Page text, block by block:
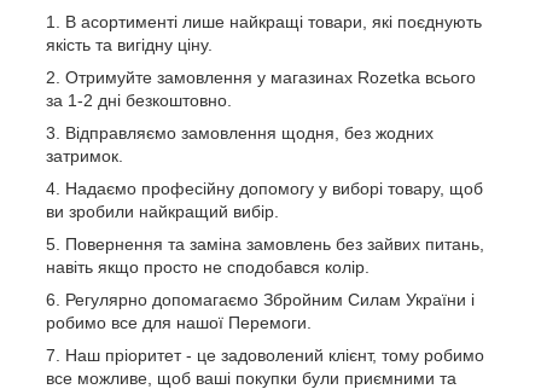
В асортименті лише найкращі товари, які поєднують
якість та вигідну ціну.
Отримуйте замовлення у магазинах Rozetka всього
за 1-2 дні безкоштовно.
Відправляємо замовлення щодня, без жодних
затримок.
Надаємо професійну допомогу у виборі товару, щоб
ви зробили найкращий вибір.
Повернення та заміна замовлень без зайвих питань,
навіть якщо просто не сподобався колір.
Регулярно допомагаємо Збройним Силам України і
робимо все для нашої Перемоги.
Наш пріоритет - це задоволений клієнт, тому робимо
все можливе, щоб ваші покупки були приємними та